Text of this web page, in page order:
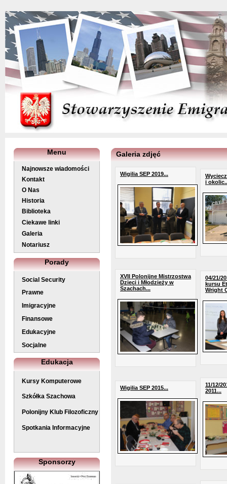
Menu
Najnowsze wiadomości
Kontakt
O Nas
Historia
Biblioteka
Ciekawe linki
Galeria
Notariusz
Porady
Social Security
Prawne
Imigracyjne
Finansowe
Edukacyjne
Socjalne
Edukacja
Kursy Komputerowe
Szkółka Szachowa
Polonijny Klub Filozoficzny
Spotkania Informacyjne
Sponsorzy
Galeria zdjęć
Wigilia SEP 2019...
i
XVII Polonijne Mistrzostwa
Dzieci i Młodzieży w
Szachach...
04/21/
kursu
Wright
Wigilia SEP 2015...
11/12/
2011...